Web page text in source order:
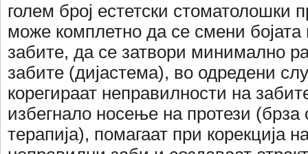
голем број естетски стоматолошки
може комплетно да се смени
забите, да се затвори минимално
забите (дијастема), во одредени
корегираат неправилности на
избегнало носење на протези (брза
терапија), помагаат при корекција